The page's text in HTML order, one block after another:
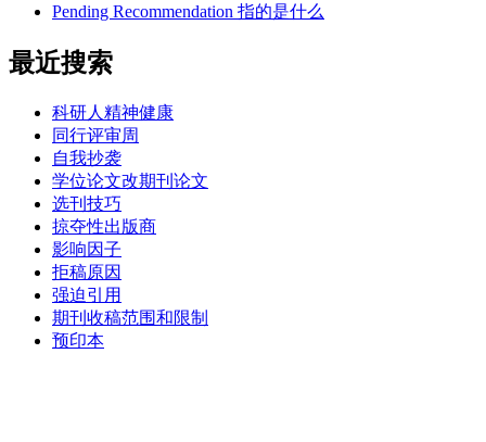
Pending Recommendation 指的是什么
最近搜索
科研人精神健康
同行评审周
自我抄袭
学位论文改期刊论文
选刊技巧
掠夺性出版商
影响因子
拒稿原因
强迫引用
期刊收稿范围和限制
预印本